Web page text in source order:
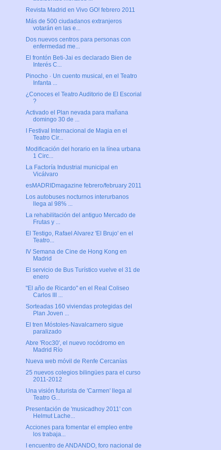
Revista Madrid en Vivo GO! febrero 2011
Más de 500 ciudadanos extranjeros
votarán en las e...
Dos nuevos centros para personas con
enfermedad me...
El frontón Beti-Jai es declarado Bien de
Interés C...
Pinocho · Un cuento musical, en el Teatro
Infanta ...
¿Conoces el Teatro Auditorio de El Escorial
?
Activado el Plan nevada para mañana
domingo 30 de ...
I Festival Internacional de Magia en el
Teatro Cir...
Modificación del horario en la línea urbana
1 Circ...
La Factoría Industrial municipal en
Vicálvaro
esMADRIDmagazine febrero/february 2011
Los autobuses nocturnos interurbanos
llega al 98% ...
La rehabilitación del antiguo Mercado de
Frutas y ...
El Testigo, Rafael Alvarez 'El Brujo' en el
Teatro...
IV Semana de Cine de Hong Kong en
Madrid
El servicio de Bus Turístico vuelve el 31 de
enero
"El año de Ricardo" en el Real Coliseo
Carlos III ...
Sorteadas 160 viviendas protegidas del
Plan Joven ...
El tren Móstoles-Navalcarnero sigue
paralizado
Abre 'Roc30', el nuevo rocódromo en
Madrid Río
Nueva web móvil de Renfe Cercanías
25 nuevos colegios bilingües para el curso
2011-2012
Una visión futurista de 'Carmen' llega al
Teatro G...
Presentación de 'musicadhoy 2011' con
Helmut Lache...
Acciones para fomentar el empleo entre
los trabaja...
I encuentro de ANDANDO, foro nacional de